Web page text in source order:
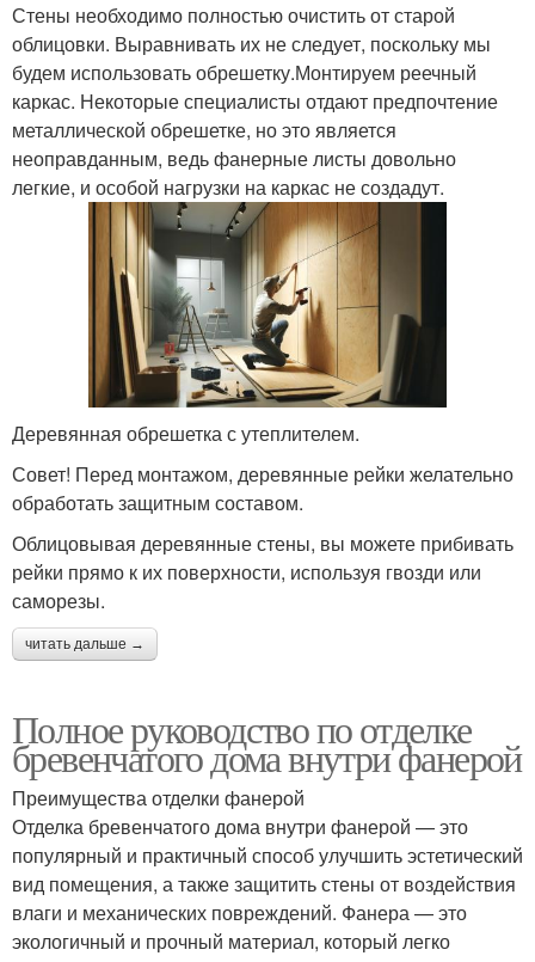
Стены необходимо полностью очистить от старой
облицовки. Выравнивать их не следует, поскольку мы
будем использовать обрешетку.Монтируем реечный
каркас. Некоторые специалисты отдают предпочтение
металлической обрешетке, но это является
неоправданным, ведь фанерные листы довольно
легкие, и особой нагрузки на каркас не создадут.
Деревянная обрешетка с утеплителем.
Совет! Перед монтажом, деревянные рейки желательно
обработать защитным составом.
Облицовывая деревянные стены, вы можете прибивать
рейки прямо к их поверхности, используя гвозди или
саморезы.
читать дальше →
Полное руководство по отделке
бревенчатого дома внутри фанерой
Преимущества отделки фанерой
Отделка бревенчатого дома внутри фанерой — это
популярный и практичный способ улучшить эстетический
вид помещения, а также защитить стены от воздействия
влаги и механических повреждений. Фанера — это
экологичный и прочный материал, который легко